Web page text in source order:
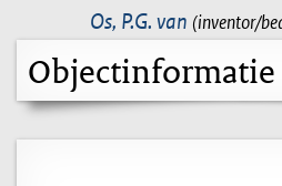
Os, P.G. van (inventor/
Objectinformatie